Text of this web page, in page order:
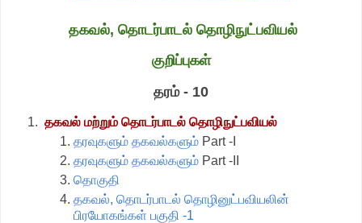
தகவல், தொடர்பாடல் தொழிநுட்பவியல்
குறிப்புகள்
தரம் - 10
தகவல் மற்றும் தொடர்பாடல் தொழிநுட்பவியல்
தரவுகளும் தகவல்களும் Part -I
தரவுகளும் தகவல்களும் Part -II
தொகுதி
தகவல், தொடர்பாடல் தொழினுட்பவியலின்
பிரயோகங்கள் பகுதி -1